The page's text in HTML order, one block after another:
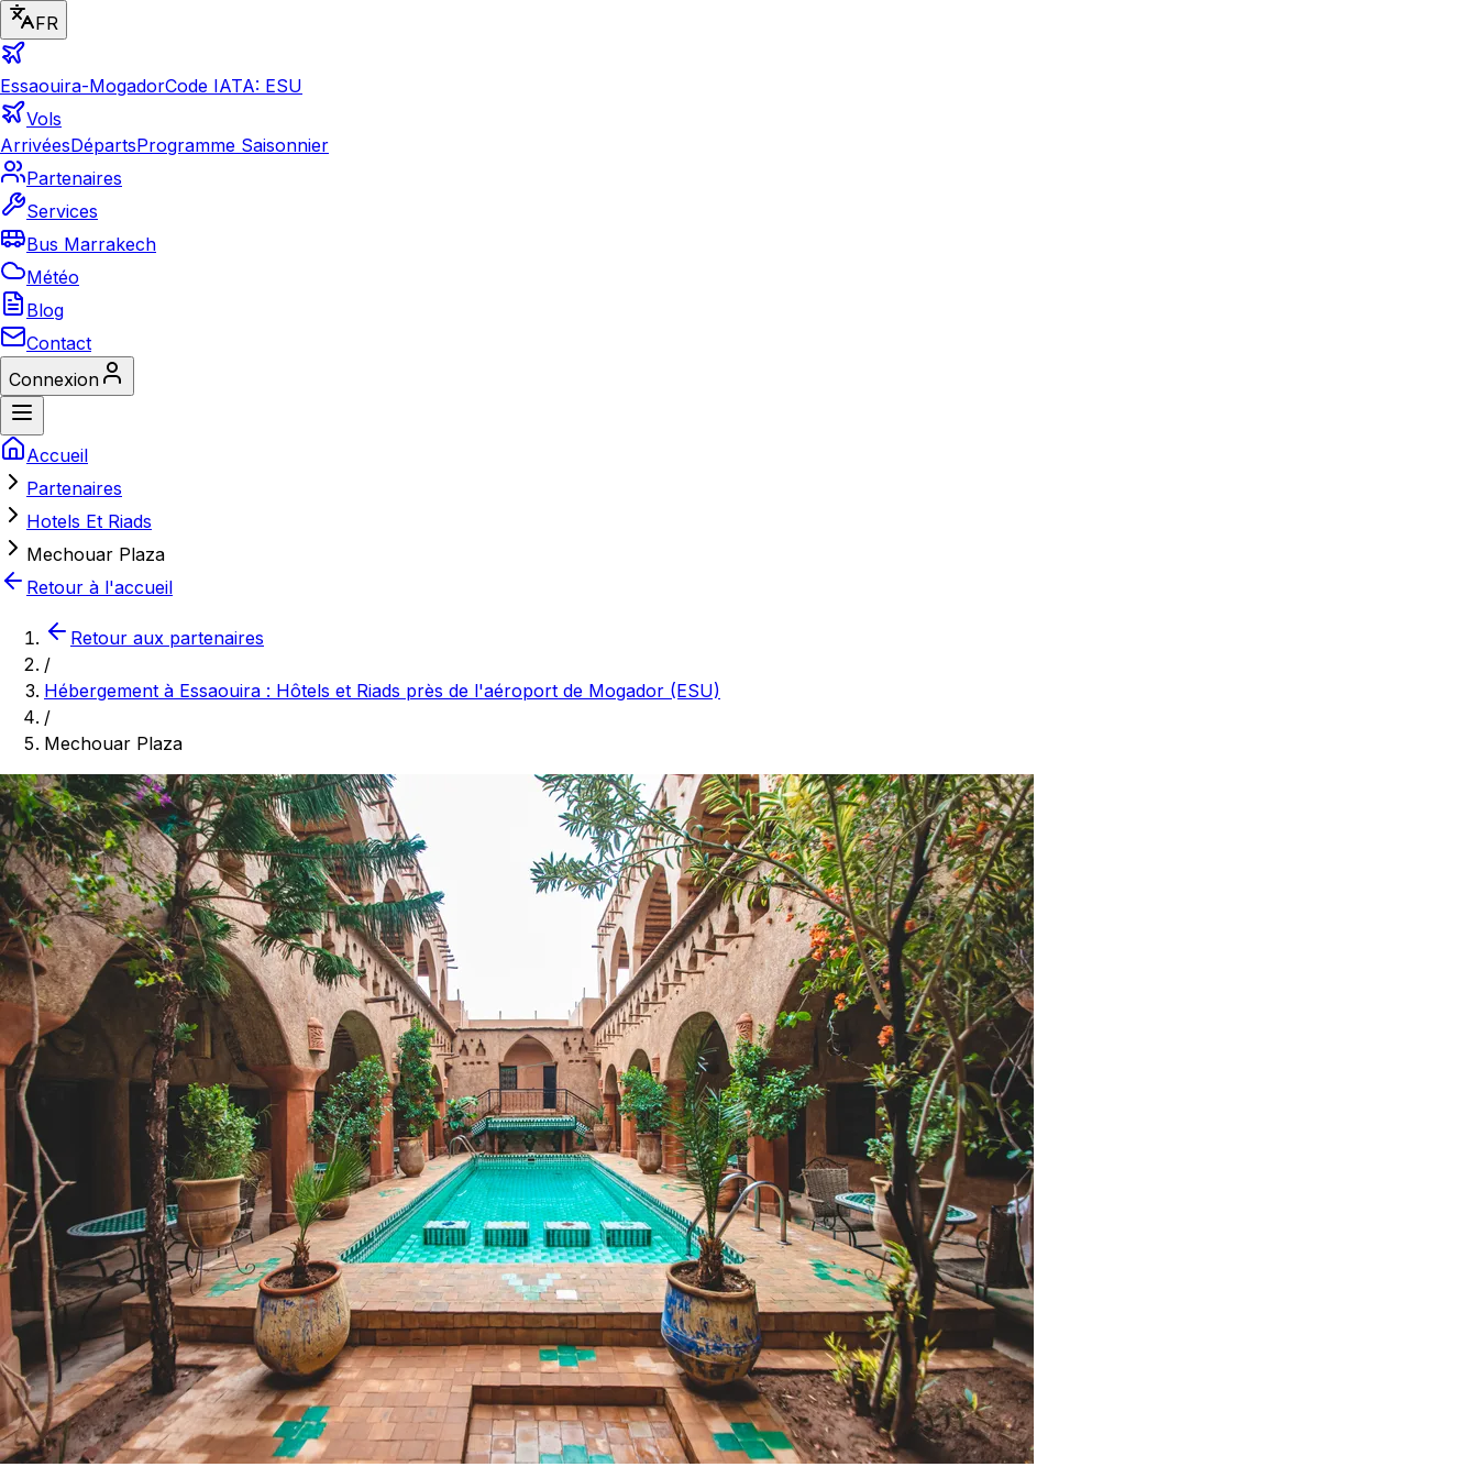
FR
Essaouira-MogadorCode IATA: ESU
Vols
ArrivéesDépartsProgramme Saisonnier
Partenaires
Services
Bus Marrakech
Météo
Blog
Contact
Connexion
Accueil
Partenaires
Hotels Et Riads
Mechouar Plaza
Retour à l'accueil
Retour aux partenaires
/
Hébergement à Essaouira : Hôtels et Riads près de l'aéroport de Mogador (ESU)
/
Mechouar Plaza